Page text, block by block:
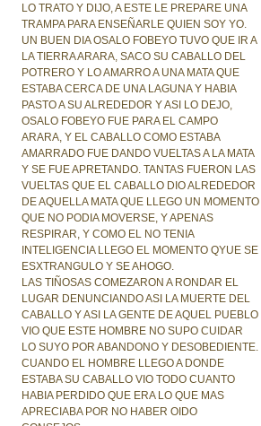
LO TRATO Y DIJO, A ESTE LE PREPARE UNA
TRAMPA PARA ENSEÑARLE QUIEN SOY YO.
UN BUEN DIA OSALO FOBEYO TUVO QUE IR A
LA TIERRA ARARA, SACO SU CABALLO DEL
POTRERO Y LO AMARRO A UNA MATA QUE
ESTABA CERCA DE UNA LAGUNA Y HABIA
PASTO A SU ALREDEDOR Y ASI LO DEJO,
OSALO FOBEYO FUE PARA EL CAMPO
ARARA, Y EL CABALLO COMO ESTABA
AMARRADO FUE DANDO VUELTAS A LA MATA
Y SE FUE APRETANDO. TANTAS FUERON LAS
VUELTAS QUE EL CABALLO DIO ALREDEDOR
DE AQUELLA MATA QUE LLEGO UN MOMENTO
QUE NO PODIA MOVERSE, Y APENAS
RESPIRAR, Y COMO EL NO TENIA
INTELIGENCIA LLEGO EL MOMENTO QYUE SE
ESXTRANGULO Y SE AHOGO.
LAS TIÑOSAS COMEZARON A RONDAR EL
LUGAR DENUNCIANDO ASI LA MUERTE DEL
CABALLO Y ASI LA GENTE DE AQUEL PUEBLO
VIO QUE ESTE HOMBRE NO SUPO CUIDAR
LO SUYO POR ABANDONO Y DESOBEDIENTE.
CUANDO EL HOMBRE LLEGO A DONDE
ESTABA SU CABALLO VIO TODO CUANTO
HABIA PERDIDO QUE ERA LO QUE MAS
APRECIABA POR NO HABER OIDO